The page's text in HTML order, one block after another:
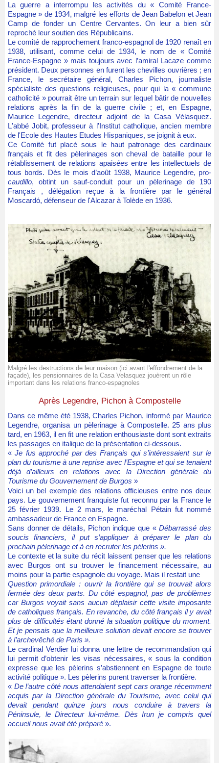
La guerre a interrompu les activités du« Comité France-
Espagne » de 1934, malgré les efforts de Jean Babelon et Jean
Camp de fonder un Centre Cervantes. On leur a bien sûr
reproché leur soutien des Républicains.
Le comité de rapprochement franco-espagnol de 1920 renaît en
1938, utilisant, comme celui de 1934, le nom de « Comité
France-Espagne » mais toujours avec l’amiral Lacaze comme
président. Deux personnes en furent les chevilles ouvrières ; en
France, le secrétaire général, Charles Pichon, journaliste
spécialiste des questions religieuses, pour qui la « commune
catholicité » pourrait être un terrain sur lequel bâtir de nouvelles
relations après la fin de la guerre civile ; et, en Espagne,
Maurice Legendre, directeur adjoint de la Casa Vélasquez.
L'abbé Jobit, professeur à l'Institut catholique, ancien membre
de l'Ecole des Hautes Etudes Hispaniques, se joignit à eux.
Ce Comité fut placé sous le haut patronage des cardinaux
français et fit des pèlerinages son cheval de bataille pour le
rétablissement de relations apaisées entre les intellectuels de
tous bords. Dès le mois d’août 1938, Maurice Legendre, pro-
caudillo, obtint un sauf-conduit pour un pèlerinage de 190
Français , délégation reçue à la frontière par le général
Moscardó, défenseur de l'Alcazar à Tolède en 1936.
Malgré les destructions de leur maison (ici avant l'effondrement de la
façade), les pensionnaires de la Casa Velasquez jouèrent un rôle
important dans les relations franco-espagnoles
Après Legendre, Pichon à Compostelle
Dans ce même été 1938, Charles Pichon, informé par Maurice
Legendre, organisa un pèlerinage à Compostelle. 25 ans plus
tard, en 1963, il en fit une relation enthousiaste dont sont extraits
les passages en italique de la présentation ci-dessous.
«Je fus approché par des Français qui s’intéressaient sur le
plan du tourisme à une reprise avec l’Espagne et qui se tenaient
déjà d’ailleurs en relations avec la Direction générale du
Tourisme du Gouvernement de Burgos »
Voici un bel exemple des relations officieuses entre nos deux
pays. Le gouvernement franquiste fut reconnu par la France le
25 février 1939. Le 2 mars, le maréchal Pétain fut nommé
ambassadeur de France en Espagne.
Sans donner de détails, Pichon indique que «Débarrassé des
soucis financiers, il puts’appliquer à préparer le plan du
prochain pèlerinage et à en recruter les pèlerins ».
Le contexte et la suite du récit laissent penser que les relations
avec Burgos ont su trouver le financement nécessaire, au
moins pour la partie espagnole du voyage. Mais il restait une
Question primordiale : ouvrir la frontière qui se trouvait alors
fermée des deux parts. Du côté espagnol, pas de problèmes
car Burgos voyait sans aucun déplaisir cette visite imposante
de catholiques français. En revanche, du côté français il y avait
plus de difficultés étant donné la situation politique du moment.
Et je pensais que la meilleure solution devait encore se trouver
à l’archevêché de Paris ».
Le cardinal Verdier lui donna une lettre de recommandation qui
lui permit d’obtenir les visas nécessaires, « sous la condition
expresse que les pèlerins s’abstiennent en Espagne de toute
activité politique ». Les pèlerins purent traverser la frontière.
« De l’autre côté nous attendaient sept cars orange récemment
acquis par la Direction générale du Tourisme, avec celui qui
devait pendant quinze jours nous conduire à travers la
Péninsule, le Directeur lui-même. Dès Irun je compris quel
accueil nous avait été préparé ».